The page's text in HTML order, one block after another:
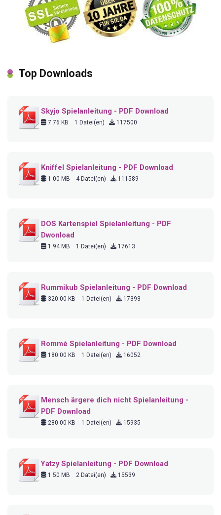
Top Downloads
Skyjo Spielanleitung - PDF Download
7.76 KB 1 Datei(en) 117500
Kniffel Spielanleitung - PDF Download
1.00 MB 4 Datei(en) 111589
DOS Kartenspiel Spielanleitung - PDF
Dwonload
1.94 MB 1 Datei(en) 17613
Rummikub Spielanleitung - PDF Download
320.00 KB 1 Datei(en) 17393
Rommé Spielanleitung - PDF Download
180.00 KB 1 Datei(en) 16052
Mensch ärgere dich nicht Spielanleitung -
PDF Download
280.00 KB 1 Datei(en) 15935
Yatzy Spielanleitung - PDF Download
1.50 MB 2 Datei(en) 15539